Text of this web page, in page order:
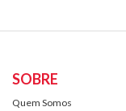
SOBRE
Quem Somos